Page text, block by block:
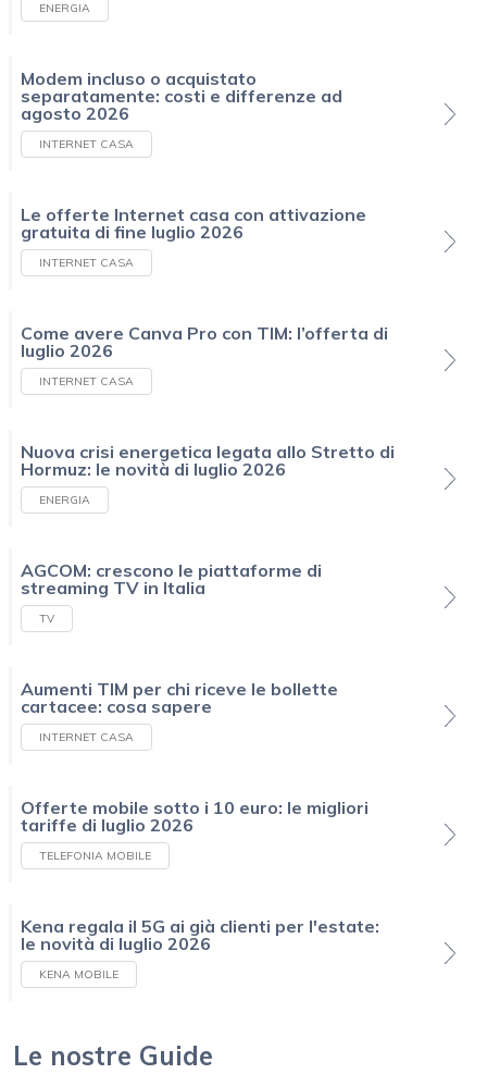
ENERGIA
Modem incluso o acquistato
separatamente: costi e differenze ad
agosto 2026
INTERNET CASA
Le offerte Internet casa con attivazione
gratuita di fine luglio 2026
INTERNET CASA
Come avere Canva Pro con TIM: l’offerta di
luglio 2026
INTERNET CASA
Nuova crisi energetica legata allo Stretto di
Hormuz: le novità di luglio 2026
ENERGIA
AGCOM: crescono le piattaforme di
streaming TV in Italia
TV
Aumenti TIM per chi riceve le bollette
cartacee: cosa sapere
INTERNET CASA
Offerte mobile sotto i 10 euro: le migliori
tariffe di luglio 2026
TELEFONIA MOBILE
Kena regala il 5G ai già clienti per l'estate:
le novità di luglio 2026
KENA MOBILE
Le nostre Guide